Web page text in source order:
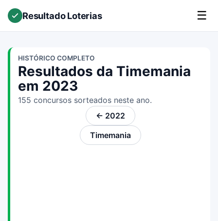
Resultado Loterias ☰
HISTÓRICO COMPLETO
Resultados da Timemania
em 2023
155 concursos sorteados neste ano.
← 2022
Timemania